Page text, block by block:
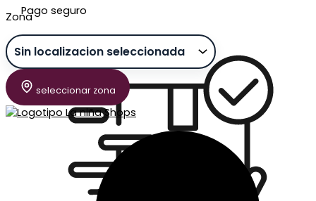
Zona
seleccionar zona
Pago seguro